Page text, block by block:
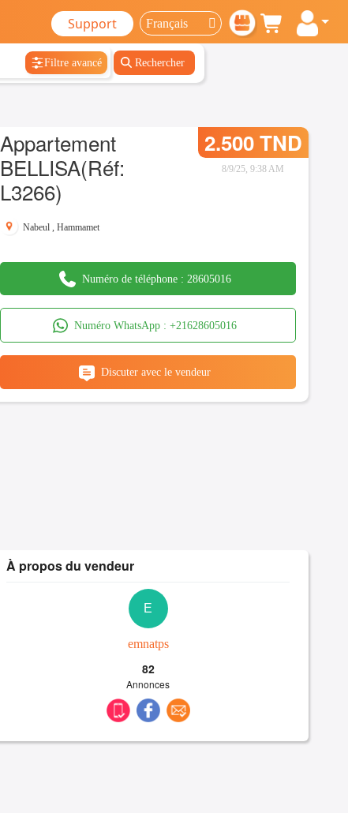
Support
Filtre avancé Rechercher
Appartement
BELLISA(Réf:
L3266)
2.500 TND
8/9/25, 9:38 AM
Nabeul ,Hammamet
Numéro de téléphone : 28605016
Numéro WhatsApp : +21628605016
Discuter avec le vendeur
À propos du vendeur
E
emnatps
82
Annonces